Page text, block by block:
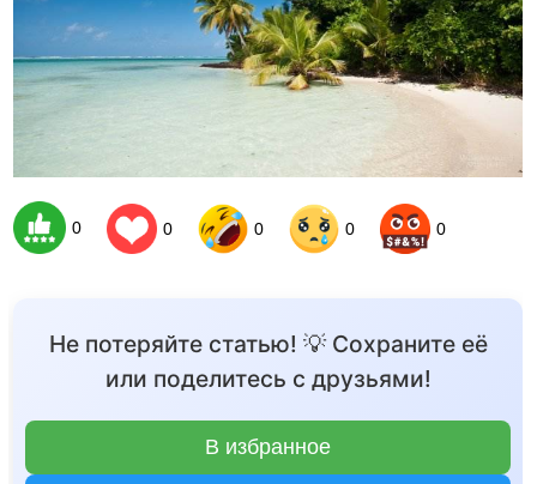
0 0 0 0 0
Не потеряйте статью! 💡 Сохраните её
или поделитесь с друзьями!
В избранное